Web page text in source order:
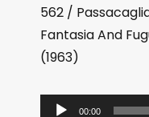
562 /
Fantasia And
(1963)
00:00